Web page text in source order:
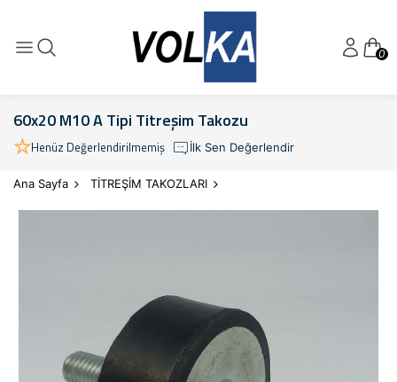
0
60x20 M10 A Tipi Titreşim Takozu
Henüz Değerlendirilmemiş İlk Sen Değerlendir
Ana Sayfa TİTREŞİM TAKOZLARI